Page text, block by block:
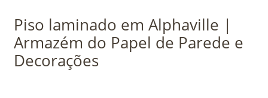
Piso laminado em Alphaville |
Armazém do Papel de Parede e
Decorações